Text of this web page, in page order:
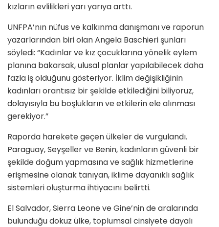
kızların evlilikleri yarı yarıya arttı.
UNFPA’nın nüfus ve kalkınma danışmanı ve raporun
yazarlarından biri olan Angela Baschieri şunları
söyledi: “Kadınlar ve kız çocuklarına yönelik eylem
planına bakarsak, ulusal planlar yapılabilecek daha
fazla iş olduğunu gösteriyor. İklim değişikliğinin
kadınları orantısız bir şekilde etkilediğini biliyoruz,
dolayısıyla bu boşlukların ve etkilerin ele alınması
gerekiyor.”
Raporda harekete geçen ülkeler de vurgulandı.
Paraguay, Seyşeller ve Benin, kadınların güvenli bir
şekilde doğum yapmasına ve sağlık hizmetlerine
erişmesine olanak tanıyan, iklime dayanıklı sağlık
sistemleri oluşturma ihtiyacını belirtti.
El Salvador, Sierra Leone ve Gine’nin de aralarında
bulunduğu dokuz ülke, toplumsal cinsiyete dayalı